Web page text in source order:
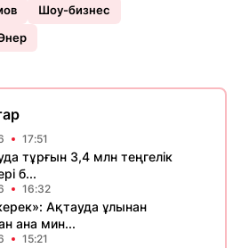
Шоу-бизнес
17:51
тұрғын 3,4 млн теңгелік
б...
16:32
Ақтауда ұлынан
ана мин...
15:21